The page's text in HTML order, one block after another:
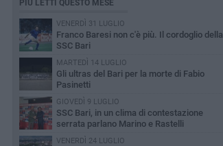
PIÙ LETTI QUESTO MESE
VENERDÌ 31 LUGLIO
Franco Baresi non c'è più. Il cordoglio della
SSC Bari
MARTEDÌ 14 LUGLIO
Gli ultras del Bari per la morte di Fabio
Pasinetti
GIOVEDÌ 9 LUGLIO
SSC Bari, in un clima di contestazione
serrata parlano Marino e Rastelli
VENERDÌ 24 LUGLIO